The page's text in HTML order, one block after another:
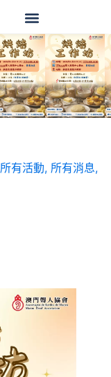
所有活動, 所有消息,